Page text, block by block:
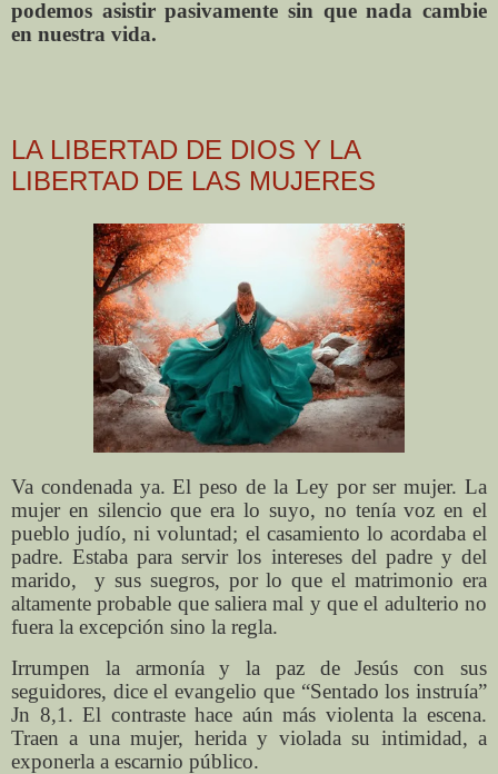
podemos asistir pasivamente sin que nada cambie
en nuestra vida.
LA LIBERTAD DE DIOS Y LA
LIBERTAD DE LAS MUJERES
Va condenada ya. El peso de la Ley por ser mujer. La
mujer en silencio que era lo suyo, no tenía voz en el
pueblo judío, ni voluntad; el casamiento lo acordaba el
padre. Estaba para servir los intereses del padre y del
marido, y sus suegros, por lo que el matrimonio era
altamente probable que saliera mal y que el adulterio no
fuera la excepción sino la regla.
Irrumpen la armonía y la paz de Jesús con sus
seguidores, dice el evangelio que “Sentado los instruía”
Jn 8,1. El contraste hace aún más violenta la escena.
Traen a una mujer, herida y violada su intimidad, a
exponerla a escarnio público.